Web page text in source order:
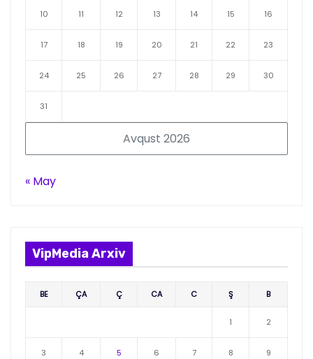
Avqust 2026
10 11 12 13 14 15 16
17 18 19 20 21 22 23
24 25 26 27 28 29 30
31
« May
VipMedia Arxiv
BE ÇA Ç CA C Ş B
1 2
3 4 5 6 7 8 9